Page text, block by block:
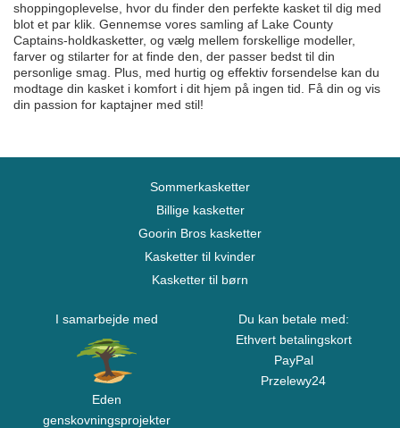
shoppingoplevelse, hvor du finder den perfekte kasket til dig med
blot et par klik. Gennemse vores samling af Lake County
Captains-holdkasketter, og vælg mellem forskellige modeller,
farver og stilarter for at finde den, der passer bedst til din
personlige smag. Plus, med hurtig og effektiv forsendelse kan du
modtage din kasket i komfort i dit hjem på ingen tid. Få din og vis
din passion for kaptajner med stil!
Sommerkasketter
Billige kasketter
Goorin Bros kasketter
Kasketter til kvinder
Kasketter til børn
I samarbejde med
Eden
genskovningsprojekter
Du kan betale med:
Ethvert betalingskort
PayPal
Przelewy24